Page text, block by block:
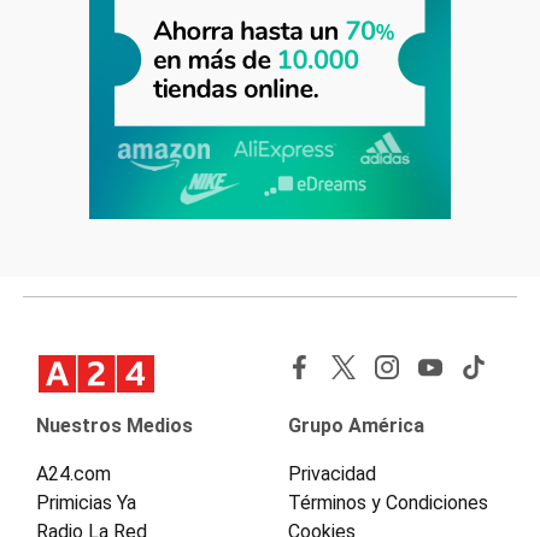
Nuestros Medios
A24.com
Primicias Ya
Radio La Red
Grupo América
Privacidad
Términos y Condiciones
Cookies